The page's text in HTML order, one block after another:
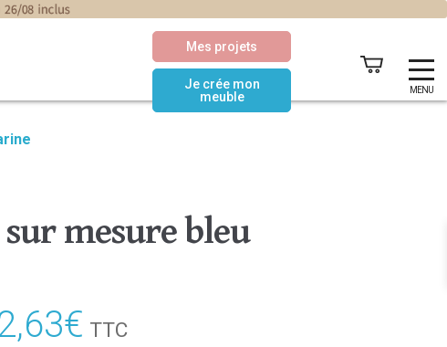
MENU
Mes projets
Je crée mon
meuble
mesure bleu
€Le
TTC